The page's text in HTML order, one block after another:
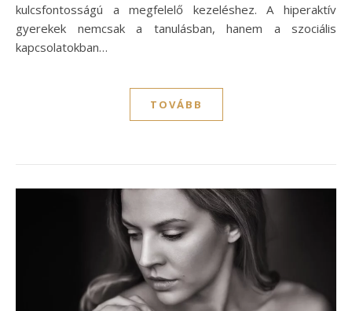
kulcsfontosságú a megfelelő kezeléshez. A hiperaktív
gyerekek nemcsak a tanulásban, hanem a szociális
kapcsolatokban…
TOVÁBB